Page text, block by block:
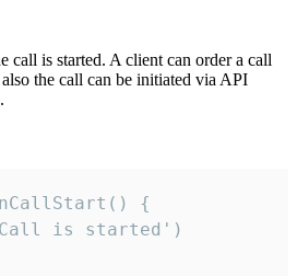
call is started. A client can order a call
the call can be initiated via API
.
{
is started')